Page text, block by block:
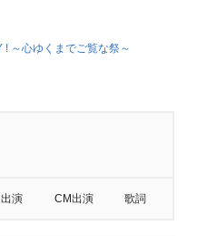
～心ゆくまでご覧な祭～
出演 CM出演 歌詞